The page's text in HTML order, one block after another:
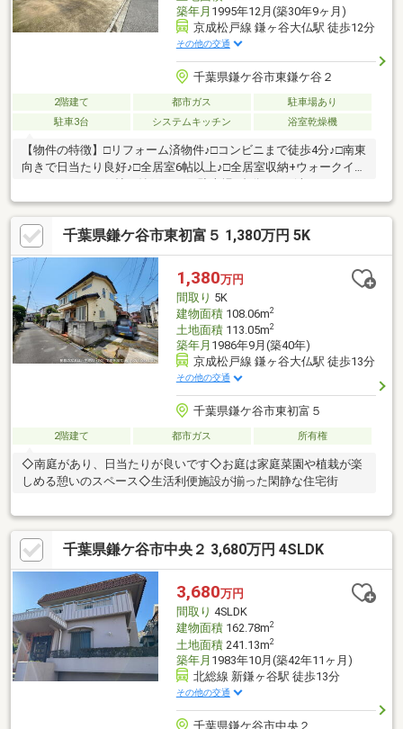
築年月 1995年12月(築30年9ヶ月)
京成松戸線 鎌ヶ谷大仏駅 徒歩12分
その他の交通
千葉県鎌ケ谷市東鎌ケ谷２
2階建て 都市ガス
駐車場あり
駐車3台
システムキッチン 浴室乾燥機
【物件の特徴】□リフォーム済物件♪□コンビニまで徒歩4分♪□南東
向きで日当たり良好♪□全居室6帖以上♪□全居室収納+ウォークイン
す)【周辺環境】◯初富小学校：徒歩17分◯第五中学校：徒歩29
分◯やまびこ保育園：徒歩14分◯東京聖栄大学附属わたなべ幼
稚園：徒歩14分◯ヨークマート咲が丘店：徒歩13分◯セブンイ
レブン鎌ケ谷東鎌ケ谷店：徒歩4分◯くすりの福太郎東鎌ケ谷
店：徒歩6分
千葉県鎌ケ谷市東初富５ 1,380万円 5K
1,380万円
間取り 5K
建物面積108.06m2
土地面積113.05m2
築年月 1986年9月(築40年)
京成松戸線 鎌ヶ谷大仏駅 徒歩13分
その他の交通
千葉県鎌ケ谷市東初富５
2階建て 都市ガス 所有権
◇南庭があり、日当たりが良いです◇お庭は家庭菜園や植栽が楽
しめる憩いのスペース◇生活利便施設が揃った閑静な住宅街
千葉県鎌ケ谷市中央２ 3,680万円 4SLDK
3,680万円
間取り 4SLDK
建物面積162.78m2
土地面積241.13m2
築年月 1983年10月(築42年11ヶ月)
北総線 新鎌ヶ谷駅 徒歩13分
その他の交通
千葉県鎌ケ谷市中央２